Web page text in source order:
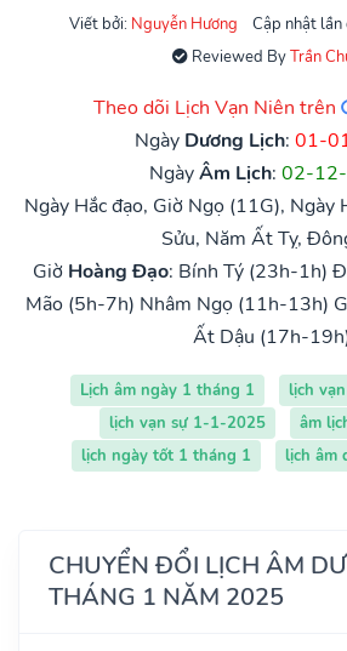
Viết bởi: Nguyễn Hương
Cập nhật
Reviewed ByTrần
Theo dõi Lịch Vạn Niên trên
Ngày Dương Lịch: 01-
NgàyÂm Lịch: 02-
Ngày Hắc đạo, Giờ Ngọ (11G), Ngày
Sửu, Năm Ất Tỵ,
Giờ Hoàng Đạo: Bính Tý (23h-1h)
Mão (5h-7h) Nhâm Ngọ (11h-13h)
Ất Dậu (17h-
Lịch âm ngày 1 tháng 1
lịch
lịch vạn sự 1-1-2025
âm
lịch ngày tốt 1 tháng 1
lịch âm
CHUYỂN ĐỔI LỊCH ÂM
THÁNG 1 NĂM 2025